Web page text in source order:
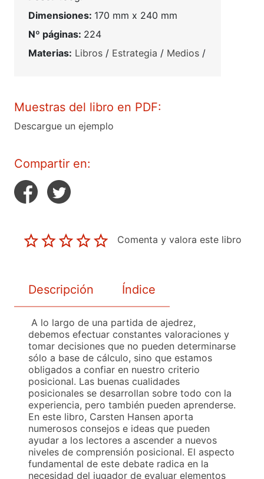
Dimensiones: 170 mm x 240 mm
Nº páginas: 224
Materias: Libros / Estrategia / Medios /
Muestras del libro en PDF:
Descargue un ejemplo
Compartir en:
Comenta y valora este libro
Descripción Índice
A lo largo de una partida de ajedrez,
debemos efectuar constantes valoraciones y
tomar decisiones que no pueden determinarse
sólo a base de cálculo, sino que estamos
obligados a confiar en nuestro criterio
posicional. Las buenas cualidades
posicionales se desarrollan sobre todo con la
experiencia, pero también pueden aprenderse.
En este libro, Carsten Hansen aporta
numerosos consejos e ideas que pueden
ayudar a los lectores a ascender a nuevos
niveles de comprensión posicional. El aspecto
fundamental de este debate radica en la
necesidad del jugador de evaluar elementos